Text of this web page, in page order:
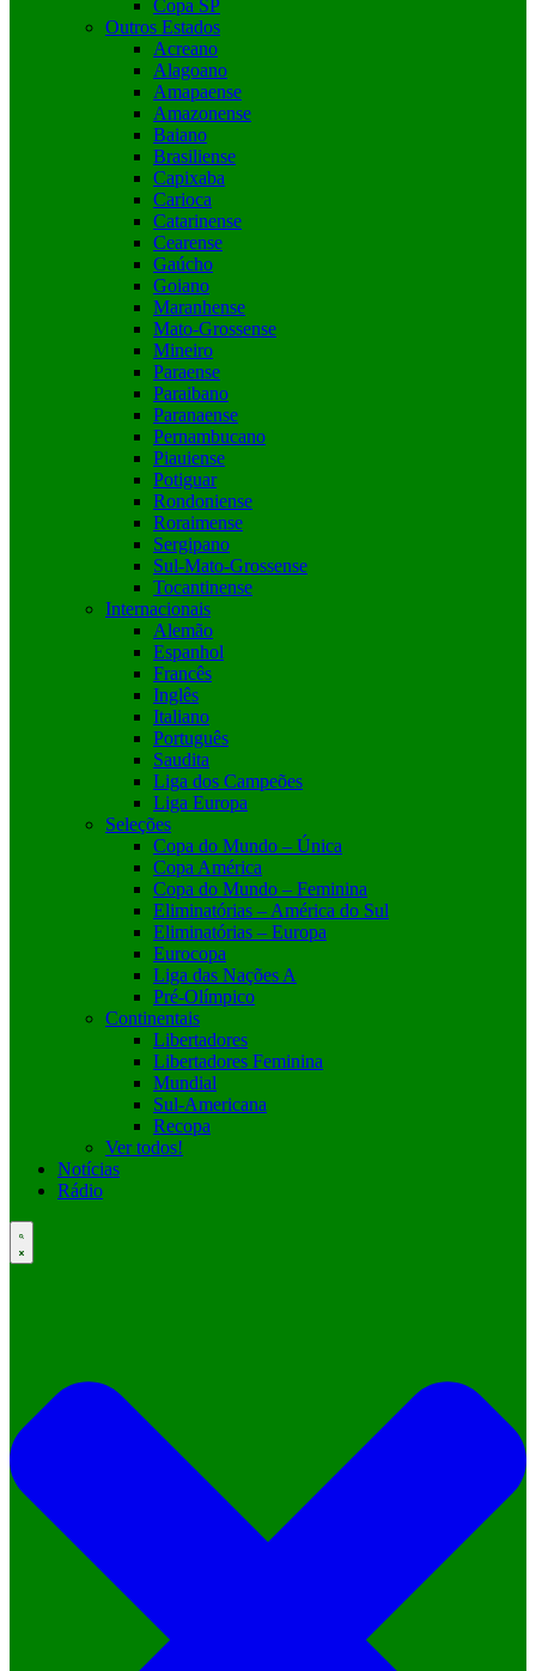
Copa SP
Outros Estados
Acreano
Alagoano
Amapaense
Amazonense
Baiano
Brasiliense
Capixaba
Carioca
Catarinense
Cearense
Gaúcho
Goiano
Maranhense
Mato-Grossense
Mineiro
Paraense
Paraibano
Paranaense
Pernambucano
Piauiense
Potiguar
Rondoniense
Roraimense
Sergipano
Sul-Mato-Grossense
Tocantinense
Internacionais
Alemão
Espanhol
Francês
Inglês
Italiano
Português
Saudita
Liga dos Campeões
Liga Europa
Seleções
Copa do Mundo – Única
Copa América
Copa do Mundo – Feminina
Eliminatórias – América do Sul
Eliminatórias – Europa
Eurocopa
Liga das Nações A
Pré-Olímpico
Continentais
Libertadores
Libertadores Feminina
Mundial
Sul-Americana
Recopa
Ver todos!
Notícias
Rádio